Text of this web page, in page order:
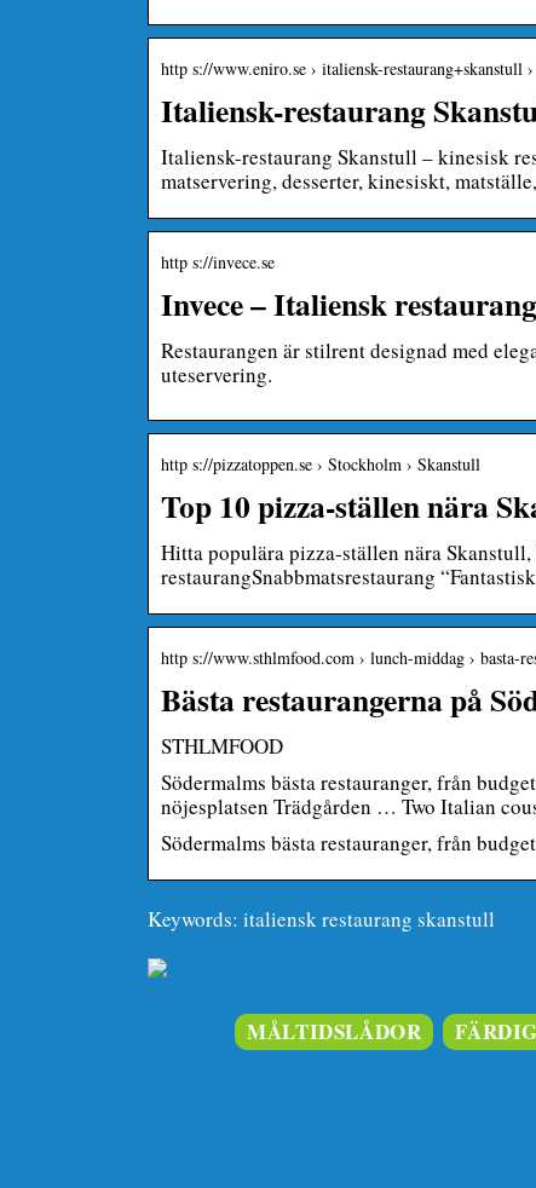
http s://www.eniro.se › italiensk-restaurang+skanstull
Italiensk-restaurang
Italiensk-restaurang Skanstull – kinesisk
matservering, desserter, kinesiskt,
http s://invece.se
Invece – Italiensk
Restaurangen är stilrent designad med
uteservering.
http s://pizzatoppen.se › Stockholm › Skanstull
Top 10 pizza-ställen nära
Hitta populära pizza-ställen nära
restaurangSnabbmatsrestaurang
http s://www.sthlmfood.com › lunch-middag › basta-
Bästa restaurangerna på
STHLMFOOD
Södermalms bästa restauranger, från
nöjesplatsen Trädgården … Two Italian
Södermalms bästa restauranger, från
Keywords: italiensk restaurang skanstull
MÅLTIDSLÅDOR